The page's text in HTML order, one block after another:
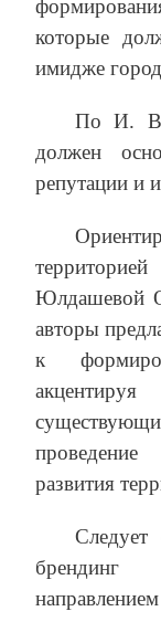
которые
имидже
По И.
должен
репутации и
Юлдашевой
авторы
к
развития
Следует
брендинг